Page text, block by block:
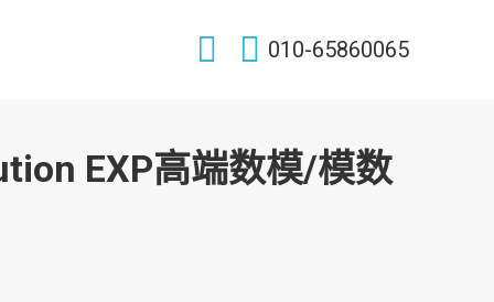
010-65860065
EXP高端数模/模数